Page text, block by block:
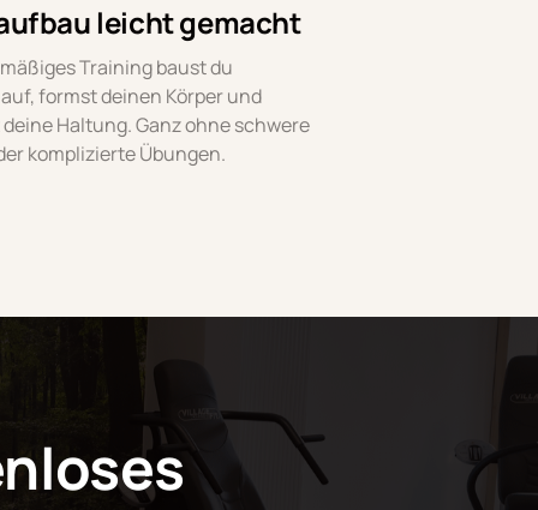
leicht gemacht
Training baust du
formst deinen Körper und
Haltung. Ganz ohne schwere
komplizierte Übungen.